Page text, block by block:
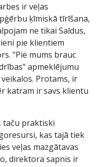
ir veļas
ķīmiskā tīrīšana,
ne tikai Saldus,
pie klientiem
"Pie mums brauc
apmeklējumu
Protams, ir
katram ir savs klientu
taču praktiski
kas tajā tiek
veļas mazgātavas
direktora sapnis ir